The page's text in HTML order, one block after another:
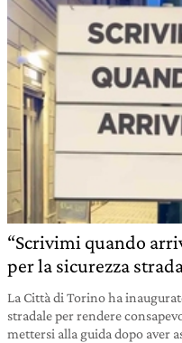
“Scrivimi quando
per la sicurezza
La Città di Torino ha
stradale per rendere
mettersi alla guida dopo aver